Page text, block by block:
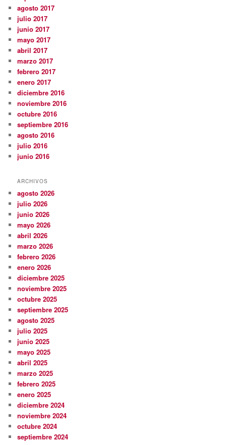
agosto 2017
julio 2017
junio 2017
mayo 2017
abril 2017
marzo 2017
febrero 2017
enero 2017
diciembre 2016
noviembre 2016
octubre 2016
septiembre 2016
agosto 2016
julio 2016
junio 2016
ARCHIVOS
agosto 2026
julio 2026
junio 2026
mayo 2026
abril 2026
marzo 2026
febrero 2026
enero 2026
diciembre 2025
noviembre 2025
octubre 2025
septiembre 2025
agosto 2025
julio 2025
junio 2025
mayo 2025
abril 2025
marzo 2025
febrero 2025
enero 2025
diciembre 2024
noviembre 2024
octubre 2024
septiembre 2024